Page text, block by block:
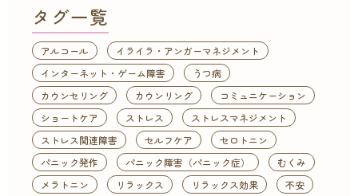
タグ一覧
アルコール
イライラ・アンガーマネジメント
インターネット・ゲーム障害
うつ病
カウンセリング
カウンリング
コミュニケーション
ショートケア
ストレス
ストレスマネジメント
ストレス関連障害
セルフケア
セロトニン
パニック発作
パニック障害（パニック症）
むくみ
メラトニン
リラックス リラックス効果
不安